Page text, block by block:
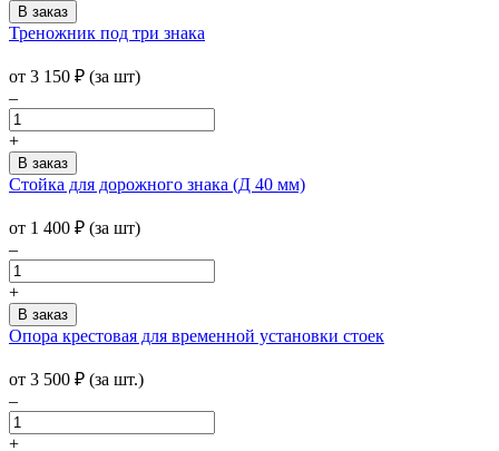
Треножник под три знака
от 3 150 ₽ (за шт)
–
+
Стойка для дорожного знака (Д 40 мм)
от 1 400 ₽ (за шт)
–
+
Опора крестовая для временной установки стоек
от 3 500 ₽ (за шт.)
–
+